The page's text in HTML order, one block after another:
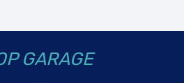
GARAGE